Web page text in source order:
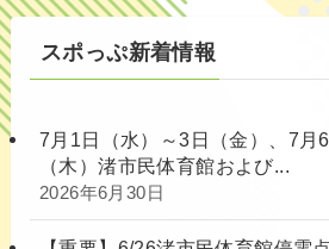
スポっぷ新着情報
7月1日（水）～3日（金）、7月
（木）渚市民体育館および...
2026年6月30日